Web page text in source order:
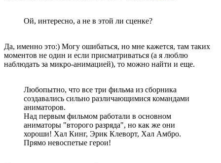
Ой, интересно, а не в этой ли сценке?
Да, именно это:) Могу ошибаться, но мне кажется, там таких
моментов не один и если присматриваться (а я люблю
наблюдать за микро-анимацией), то можно найти и еще.
Любопытно, что все три фильма из сборника
создавались сильно различающимися командами
аниматоров.
Над первым фильмом работали в основном
аниматоры "второго разряда", но как же они
хороши! Хал Кинг, Эрик Клеворт, Хал Амбро.
Прямо невоспетые герои!